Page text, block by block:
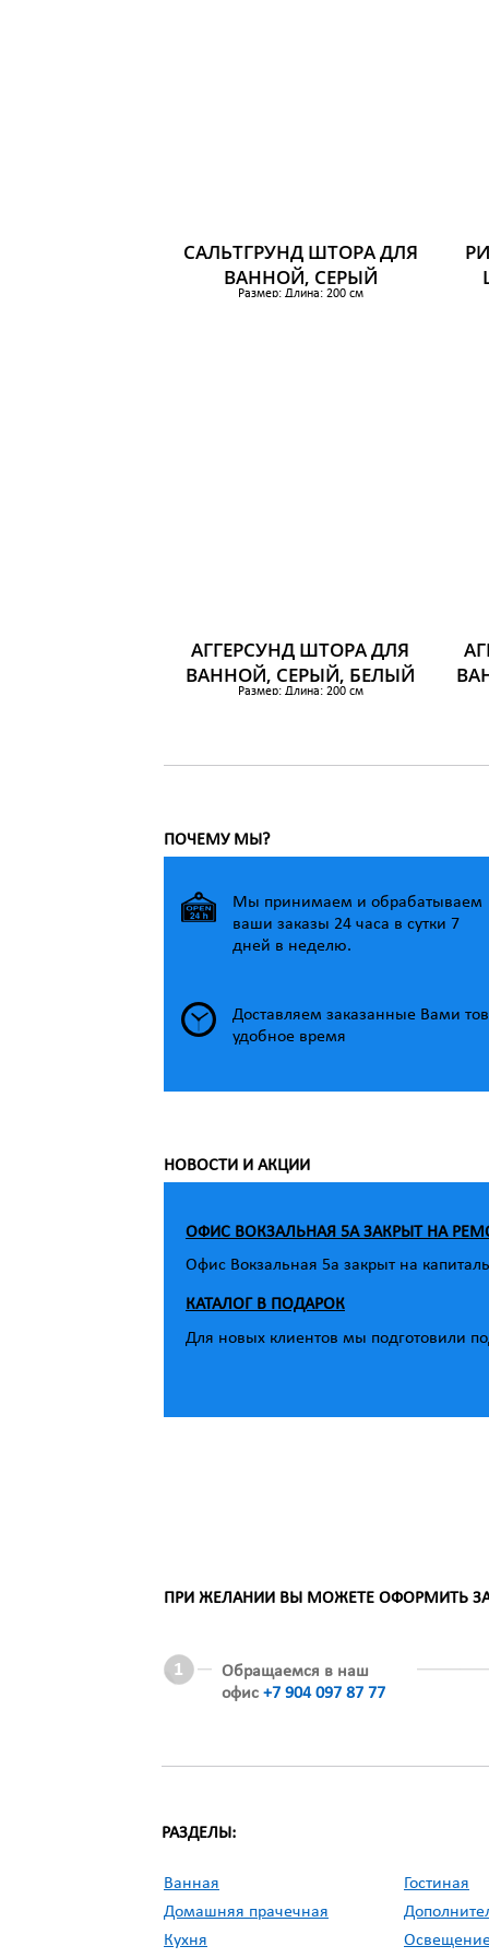
САЛЬТГРУНД ШТОРА ДЛЯ
ВАННОЙ, СЕРЫЙ
Размер: Длина: 200 см
АГГЕРСУНД ШТОРА ДЛЯ
ВАННОЙ, СЕРЫЙ, БЕЛЫЙ
Размер: Длина: 200 см
ПОЧЕМУ МЫ?
Мы принимаем и обрабатываем
ваши заказы 24 часа в сутки 7
дней в неделю.
Доставляем заказанные Вами
удобное время
НОВОСТИ И АКЦИИ
ОФИС ВОКЗАЛЬНАЯ 5А ЗАКРЫТ НА
Офис Вокзальная 5а закрыт на
КАТАЛОГ В ПОДАРОК
Для новых клиентов мы подготовили
ПРИ ЖЕЛАНИИ ВЫ МОЖЕТЕ ОФОРМИТЬ
Обращаемся в наш
офис +7 904 097 87 77
РАЗДЕЛЫ:
Ванная
Гостиная
Домашняя прачечная
Кухня